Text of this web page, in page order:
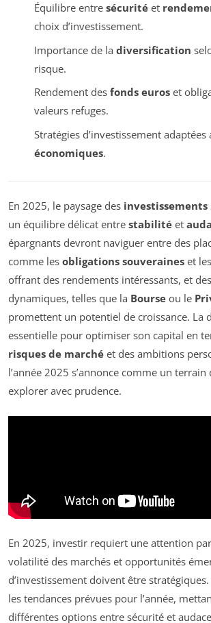
Équilibre entre sécuritéet
choix d’investissement.
Importance de la diversification
risque.
Rendement des fonds euroset
valeurs refuges.
Stratégies d’investissement adaptées
économiques.
En 2025, le paysage des investissements
un équilibre délicat entre stabilité et
épargnants devront naviguer entre des
comme les obligations souveraines et les
offrant des rendements intéressants, et
dynamiques, telles que la Bourse ou le
promettent un potentiel de croissance. La
essentielle pour optimiser son capital en
risques de marché et des ambitions
l’année 2025 s’annonce comme un terrain
explorer avec prudence.
En 2025, investir requiert une attention
volatilité des marchés et opportunités
d’investissement doivent être
les tendances prévues pour l’année,
différentes options entre sécurité et